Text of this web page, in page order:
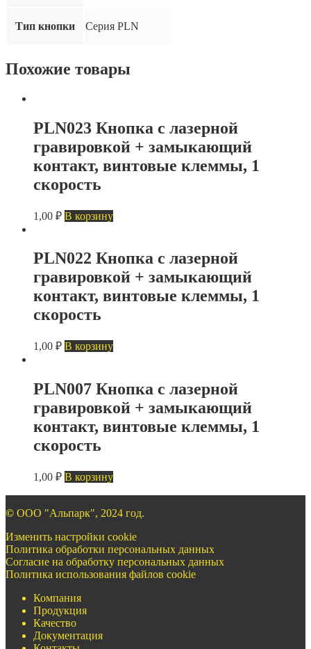
винтовые
Тип кнопки Серия PLN
Похожие товары
PLN023 Кнопка с лазерной
гравировкой + замыкающий
контакт, винтовые клеммы, 1
скорость
1,00 ₽ В корзину
PLN022 Кнопка с лазерной
гравировкой + замыкающий
контакт, винтовые клеммы, 1
скорость
1,00 ₽ В корзину
PLN007 Кнопка с лазерной
гравировкой + замыкающий
контакт, винтовые клеммы, 1
скорость
1,00 ₽ В корзину
© ООО "Альпарк", 2024 год.
Изменить настройки cookie
Политика обработки персональных данных
Согласие на обработку персональных данных
Политика использования файлов cookie
Компания
Продукция
Качество
Документация